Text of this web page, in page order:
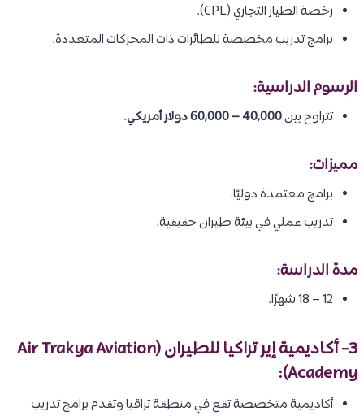
رخصة الطيار التجاري (CPL).
برامج تدريب مخصصة للطائرات ذات المحركات المتعددة.
الرسوم الدراسية:
تتراوح بين40,000 – 60,000 دولار أمريكي .
مميزات:
برامج معتمدة دوليًا.
تدريب عملي في بيئة طيران حقيقية.
مدة الدراسة:
12 – 18 شهرًا.
3- أكاديمية إير تراكيا للطيران (Air Trakya Aviation
Academy):
أكاديمية متخصصة تقع في منطقة تراقيا وتقدم برامج تدريب